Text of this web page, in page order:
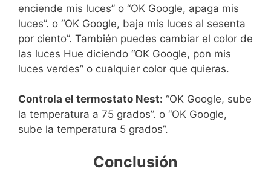
enciende mis luces” o “OK Google, apaga mis
luces”. o “OK Google, baja mis luces al sesenta
por ciento”. También puedes cambiar el color de
las luces Hue diciendo “OK Google, pon mis
luces verdes” o cualquier color que quieras.
Controla el termostato Nest: “OK Google, sube
la temperatura a 75 grados”. o “OK Google,
sube la temperatura 5 grados”.
Conclusión